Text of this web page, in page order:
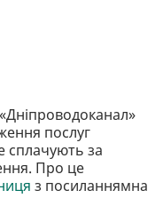
послуг
сплачують за
Про це
з посиланнямна